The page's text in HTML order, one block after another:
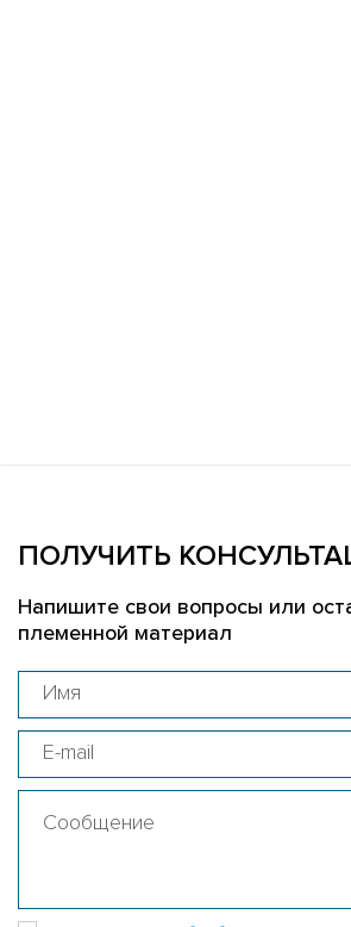
ПОЛУЧИТЬ
Напишите свои вопросы или
племенной материал